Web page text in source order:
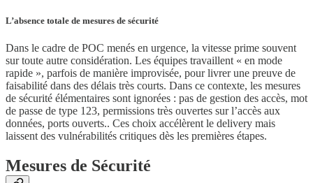
L’absence totale de mesures de sécurité
Dans le cadre de POC menés en urgence, la vitesse prime souvent
sur toute autre considération. Les équipes travaillent « en mode
rapide », parfois de manière improvisée, pour livrer une preuve de
faisabilité dans des délais très courts. Dans ce contexte, les mesures
de sécurité élémentaires sont ignorées : pas de gestion des accès, mot
de passe de type 123, permissions très ouvertes sur l’accès aux
données, ports ouverts.. Ces choix accélèrent le delivery mais
laissent des vulnérabilités critiques dès les premières étapes.
Mesures de Sécurité